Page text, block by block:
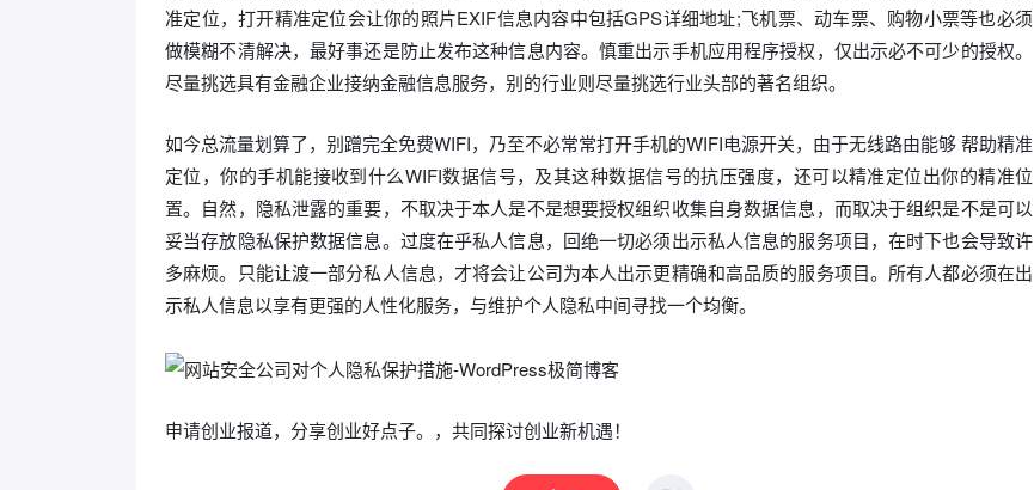
准定位，打开精准定位会让你的照片EXIF信息内容中包括GPS详细地址;飞机票、动车票、购物小票等也必须
做模糊不清解决，最好事还是防止发布这种信息内容。慎重出示手机应用程序授权，仅出示必不可少的授权。
尽量挑选具有金融企业接纳金融信息服务，别的行业则尽量挑选行业头部的著名组织。
如今总流量划算了，别蹭完全免费WIFI，乃至不必常常打开手机的WIFI电源开关，由于无线路由能够 帮助精准
定位，你的手机能接收到什么WIFI数据信号，及其这种数据信号的抗压强度，还可以精准定位出你的精准位
置。自然，隐私泄露的重要，不取决于本人是不是想要授权组织收集自身数据信息，而取决于组织是不是可以
妥当存放隐私保护数据信息。过度在乎私人信息，回绝一切必须出示私人信息的服务项目，在时下也会导致许
多麻烦。只能让渡一部分私人信息，才将会让公司为本人出示更精确和高品质的服务项目。所有人都必须在出
示私人信息以享有更强的人性化服务，与维护个人隐私中间寻找一个均衡。
申请创业报道，分享创业好点子。，共同探讨创业新机遇！